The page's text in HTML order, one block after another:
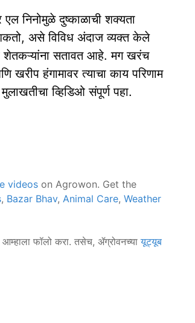
निनोमुळे दुष्काळाची शक्यता
असे विविध अंदाज व्यक्त केले
शेतकऱ्यांना सतावत आहे. मग खरंच
हंगामावर त्याचा काय परिणाम
व्हिडिओ संपूर्ण पहा.
videos on Agrowon. Get the
, Bazar Bhav, Animal Care, Weather
आम्हाला फॉलो करा. तसेच, ॲग्रोवनच्यायूट्यूब